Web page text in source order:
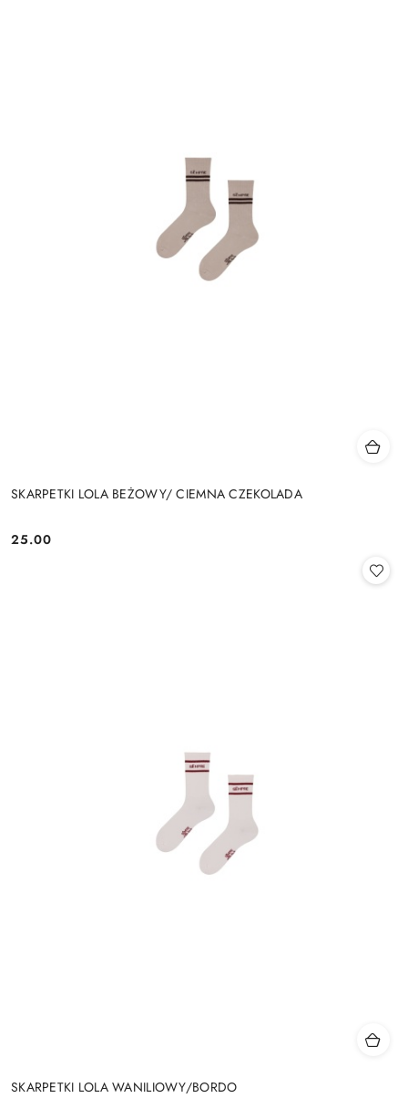
SKARPETKI LOLA BEŻOWY/ CIEMNA CZEKOLADA
Cena:
25.00
SKARPETKI LOLA WANILIOWY/BORDO